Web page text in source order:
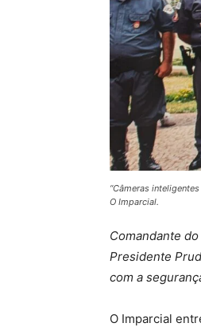
“Câmeras
O Imparcial.
Comandante
Presidente
com a
O Imparcial